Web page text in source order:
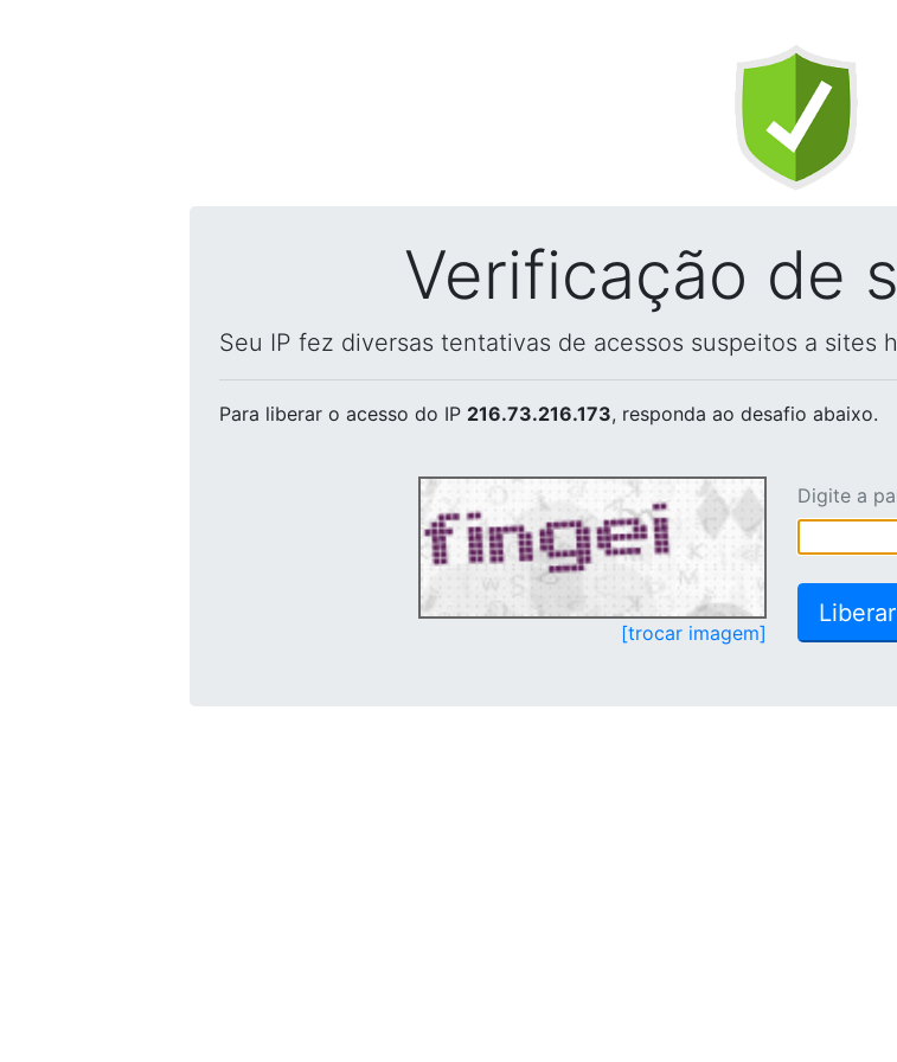
Verificação de
Seu IP fez diversas tentativas de acessos suspeitos a sites
Para liberar o acesso do IP 216.73.216.173, responda ao desafio abaixo.
[trocar imagem]
Digite a